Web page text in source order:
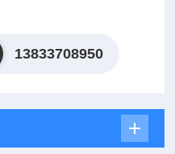
13833708950